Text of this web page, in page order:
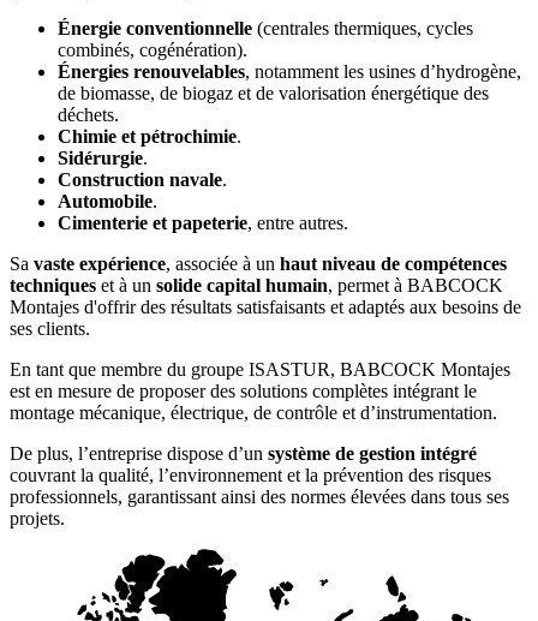
Énergie conventionnelle (centrales thermiques, cycles
combinés, cogénération).
Énergies renouvelables, notamment les usines d’hydrogène,
de biomasse, de biogaz et de valorisation énergétique des
déchets.
Chimie et pétrochimie.
Sidérurgie.
Construction navale.
Automobile.
Cimenterie et papeterie, entre autres.
Sa vaste expérience, associée à un haut niveau de compétences
techniques et à un solide capital humain, permet à BABCOCK
Montajes d'offrir des résultats satisfaisants et adaptés aux besoins de
ses clients.
En tant que membre du groupe ISASTUR, BABCOCK Montajes
est en mesure de proposer des solutions complètes intégrant le
montage mécanique, électrique, de contrôle et d’instrumentation.
De plus, l’entreprise dispose d’un système de gestion intégré
couvrant la qualité, l’environnement et la prévention des risques
professionnels, garantissant ainsi des normes élevées dans tous ses
projets.